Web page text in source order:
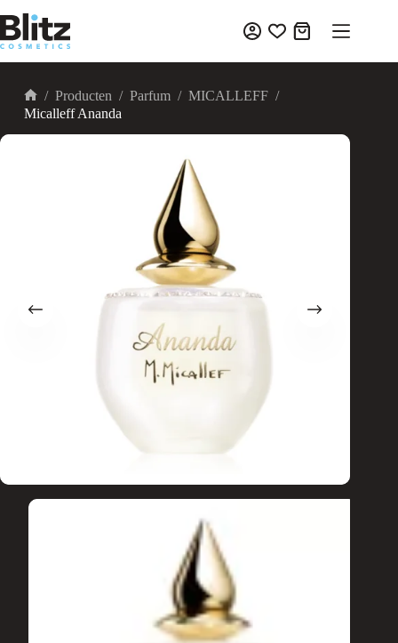
naar
de
Winkelwagen
Home
/ Producten / Parfum / MICALLEFF /
Micalleff Ananda